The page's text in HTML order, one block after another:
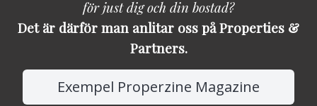
för just dig och din bostad?
Det är därför man anlitar oss på Properties &
Partners.
Exempel Properzine Magazine